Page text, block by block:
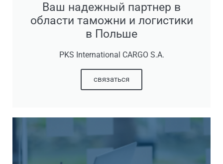
Ваш надежный партнер в
области таможни и логистики
в Польше
PKS International CARGO S.A.
связаться